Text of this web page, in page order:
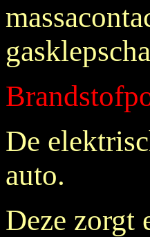
De
auto.
Deze zorgt